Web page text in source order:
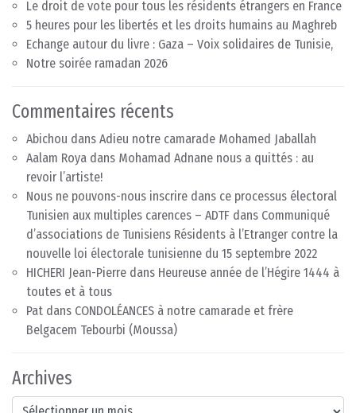
Le droit de vote pour tous les résidents étrangers en France
5 heures pour les libertés et les droits humains au Maghreb
Echange autour du livre : Gaza – Voix solidaires de Tunisie,
Notre soirée ramadan 2026
Commentaires récents
Abichou dans Adieu notre camarade Mohamed Jaballah
Aalam Roya dans Mohamad Adnane nous a quittés : au
revoir l’artiste!
Nous ne pouvons-nous inscrire dans ce processus électoral
Tunisien aux multiples carences – ADTF dans Communiqué
d’associations de Tunisiens Résidents à l’Etranger contre la
nouvelle loi électorale tunisienne du 15 septembre 2022
HICHERI Jean-Pierre dans Heureuse année de l’Hégire 1444 à
toutes et à tous
Pat dans CONDOLÉANCES à notre camarade et frère
Belgacem Tebourbi (Moussa)
Archives
Archives